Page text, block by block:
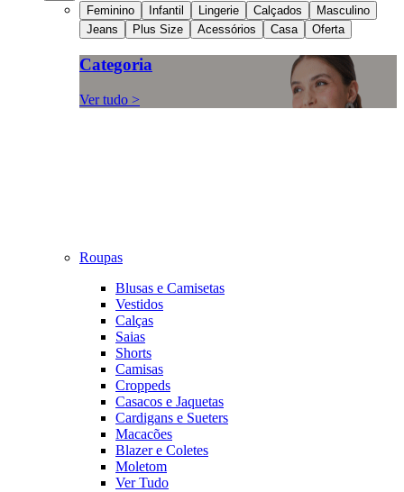
Feminino Infantil Lingerie Calçados
Masculino
Jeans
Plus Size Acessórios Casa Oferta
Categoria
Ver tudo >
Roupas
Blusas e Camisetas
Vestidos
Calças
Saias
Shorts
Camisas
Croppeds
Casacos e Jaquetas
Cardigans e Sueters
Macacões
Blazer e Coletes
Moletom
Ver Tudo